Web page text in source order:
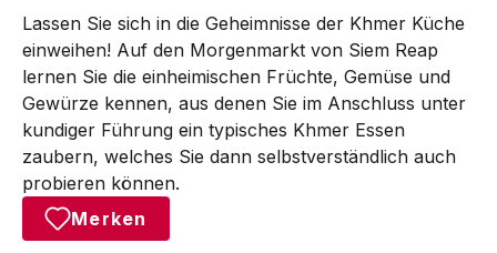
Lassen Sie sich in die Geheimnisse der Khmer Küche
einweihen! Auf den Morgenmarkt von Siem Reap
lernen Sie die einheimischen Früchte, Gemüse und
Gewürze kennen, aus denen Sie im Anschluss unter
kundiger Führung ein typisches Khmer Essen
zaubern, welches Sie dann selbstverständlich auch
probieren können.
Merken